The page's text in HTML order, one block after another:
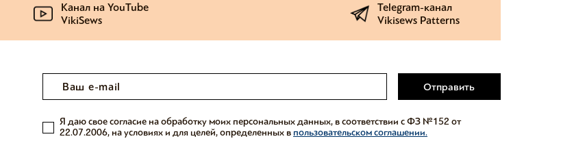
Канал на YouTube
VikiSews
Telegram-канал
Vikisews Patterns
Отправить
Я даю свое согласие на обработку моих персональных данных, в соответствии с ФЗ №152 от
22.07.2006, на условиях и для целей, определенных впользовательском соглашении.